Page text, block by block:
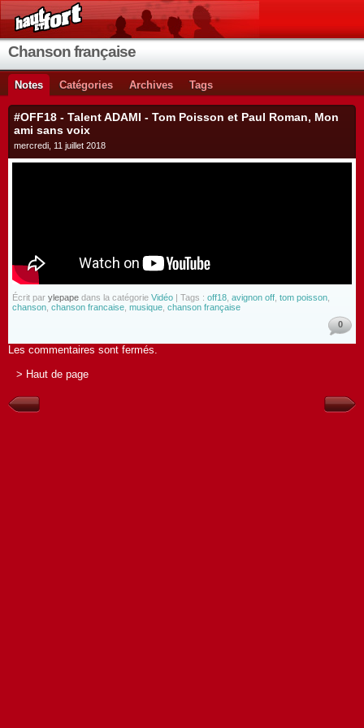
Chanson française
Notes Catégories Archives Tags
#OFF18 - Talent ADAMI - Tom Poisson et Paul Roman, Mon
ami sans voix
mercredi, 11 juillet 2018
Écrit par ylepape dans la catégorie Vidéo | Tags : off18 avignon off tom poisson
chanson chanson francaise musique chanson française
0
Les commentaires sont fermés.
> Haut de page